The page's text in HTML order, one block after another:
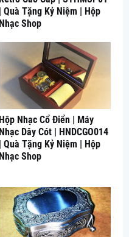
| Quà Tặng Kỷ Niệm | Hộp
Nhạc Shop
Hộp Nhạc Cổ Điển | Máy
Nhạc Dây Cót | HNDCGO014
| Quà Tặng Kỷ Niệm | Hộp
Nhạc Shop